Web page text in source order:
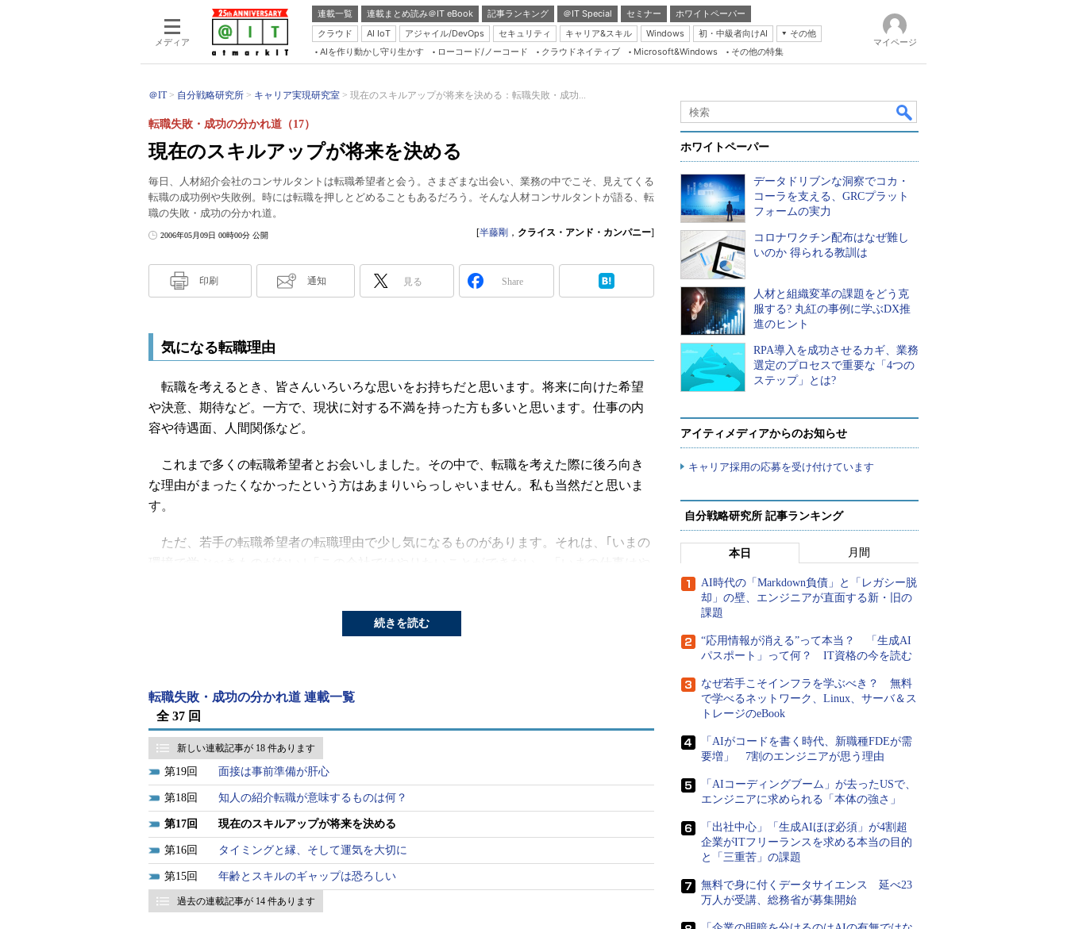
メディア
連載一覧 連載まとめ読み＠IT eBook 記事ランキング ＠IT Special セミナー
ホワイトペーパー
クラウド
AI IoT アジャイル/DevOps セキュリティ キャリア&スキル Windows 初・中級者向けAI
その他
Server & Storage
Database Expert
Master of IP Network
Security & Trust
AIを作り動かし守り生かす ローコード/ノーコード クラウドネイティブ Microsoft&Windows その他の特集
マイページ
＠IT 自分戦略研究所 キャリア実現研究室 現在のスキルアップが将来を決める：転職失敗・成功...
現在のスキルアップが将来を決める
転職失敗・成功の分かれ道（17）
毎日、人材紹介会社のコンサルタントは転職希望者と会う。さまざまな出会い、業務の中でこそ、見えてくる
転職の成功例や失敗例。時には転職を押しとどめることもあるだろう。そんな人材コンサルタントが語る、転
職の失敗・成功の分かれ道。
2006年05月09日 00時00分 公開 [半藤剛 ， クライス・アンド・カンパニー]
印刷 通知 見る Share
気になる転職理由
転職を考えるとき、皆さんいろいろな思いをお持ちだと思います。将来に向けた希望
や決意、期待など。一方で、現状に対する不満を持った方も多いと思います。仕事の内
容や待遇面、人間関係など。
これまで多くの転職希望者とお会いしました。その中で、転職を考えた際に後ろ向き
な理由がまったくなかったという方はあまりいらっしゃいません。私も当然だと思いま
す。
ただ、若手の転職希望者の転職理由で少し気になるものがあります。それは、｢いまの
もちろん、今後のキャリアを考える際に、いまの環境ではできないこともあると思い
自分の実力では、どうにか変えることができるという次元ではないケースもあるでし
ょう。そんなときは転職して環境を変えるのも1つの大きな選択肢ですが、その前に検討
すべきは今後の目標に向けてしっかりと考え、いまの環境でやるべきことをやったのか
どうかではないでしょうか。
現在の経験は必ず生きる
現状に対する不満や将来の目標だけでなく、どのような問題意識を持って現在の業務
に取り組み、どのようなスキルを身に付けてきたのか。
続きを読む
転職失敗・成功の分かれ道 連載一覧
全 37 回
新しい連載記事が 18 件あります
19 面接は事前準備が肝心
18 知人の紹介転職が意味するものは何？
17 現在のスキルアップが将来を決める
16 タイミングと縁、そして運気を大切に
15 年齢とスキルのギャップは恐ろしい
過去の連載記事が 14 件あります
ホワイトペーパー
データドリブンな洞察でコカ・
コーラを支える、GRCプラット
フォームの実力
コロナワクチン配布はなぜ難し
いのか 得られる教訓は
人材と組織変革の課題をどう克
服する? 丸紅の事例に学ぶDX推
進のヒント
RPA導入を成功させるカギ、業務
選定のプロセスで重要な「4つの
ステップ」とは?
アイティメディアからのお知らせ
キャリア採用の応募を受け付けています
自分戦略研究所 記事ランキング
本日 月間
AI時代の「Markdown負債」と「レガシー脱
却」の壁、エンジニアが直面する新・旧の
課題
“応用情報が消える”って本当？ 「生成AI
パスポート」って何？ IT資格の今を読む
なぜ若手こそインフラを学ぶべき？ 無料
で学べるネットワーク、Linux、サーバ＆ス
トレージのeBook
「AIがコードを書く時代、新職種FDEが需
要増」 7割のエンジニアが思う理由
「AIコーディングブーム」が去ったUSで、
エンジニアに求められる「本体の強さ」
「出社中心」「生成AIほぼ必須」が4割超
企業がITフリーランスを求める本当の目的
と「三重苦」の課題
無料で身に付くデータサイエンス 延べ23
万人が受講、総務省が募集開始